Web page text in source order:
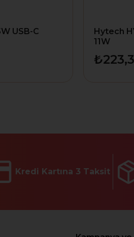
USB-C
Hytech
11W
Kredi Kartına 3 Taksit